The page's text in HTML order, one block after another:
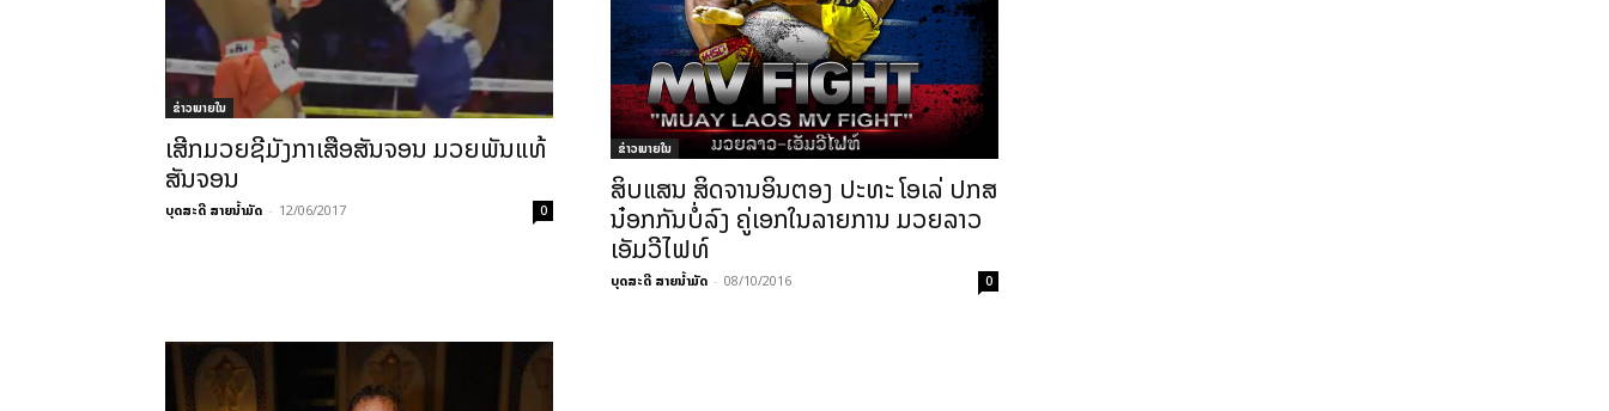
ຂ່າວພາຍ​ໃນ
ເສີກມວຍຊີມັງກາເສືອສັນຈອນ ມວຍພັນແທ້
ສັນຈອນ
ບຸດສະດີ ສາຍນ້ຳມັດ - 12/06/2017 0
ຂ່າວພາຍ​ໃນ
ສິບແສນ ສິດຈານອິນຕອງ ປະທະ ໂອເລ່ ປກສ
ນ໋ອກກັນບໍ່ລົງ ຄູ່ເອກໃນລາຍການ ມວຍລາວ
ເອັມວີໄຟທ໌
ບຸດສະດີ ສາຍນ້ຳມັດ - 08/10/2016 0